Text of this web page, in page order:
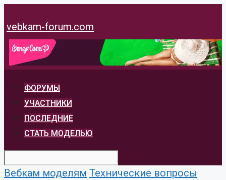
к
содержимому
vebkam-forum.com
ФОРУМЫ
УЧАСТНИКИ
ПОСЛЕДНИЕ
СТАТЬ МОДЕЛЬЮ
Вебкам моделям Технические вопросы